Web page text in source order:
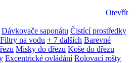
Otevřít
Dávkovače saponátu Čistící prostředky
Filtry na vodu + 7 dalších Barevné
Misky do dřezu Koše do dřezu
Excentrické ovládání Rolovací rošty